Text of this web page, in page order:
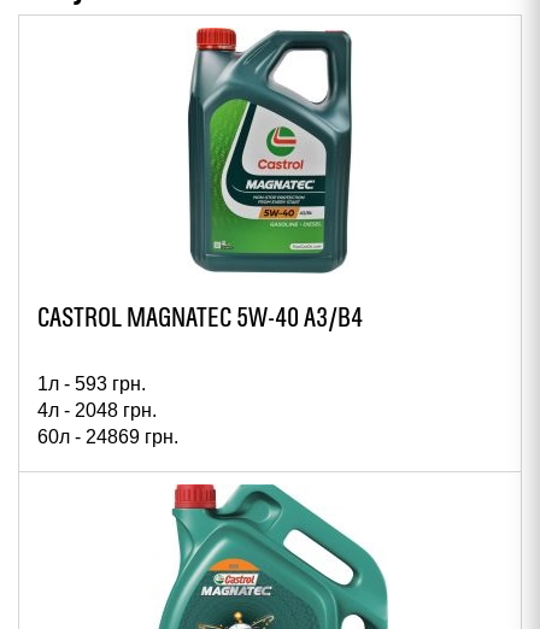
CASTROL MAGNATEC 5W-40 A3/B4
1л - 593 грн.
4л - 2048 грн.
60л - 24869 грн.